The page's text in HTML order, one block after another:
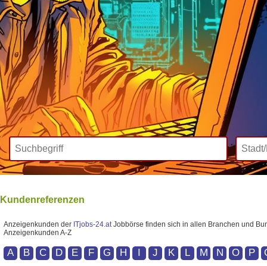
Wir bieten Inklusive
Kundenreferenzen
Anzeigenkunden der ITjobs-24.atJobbörse finden sich in allen Branchen und
Anzeigenkunden A-Z
A B C D E F G H I J K L M N O P